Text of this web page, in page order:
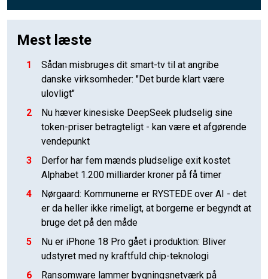
Mest læste
1
Sådan misbruges dit smart-tv til at angribe
danske virksomheder: "Det burde klart være
ulovligt"
2
Nu hæver kinesiske DeepSeek pludselig sine
token-priser betragteligt - kan være et afgørende
vendepunkt
3
Derfor har fem mænds pludselige exit kostet
Alphabet 1.200 milliarder kroner på få timer
4
Nørgaard: Kommunerne er RYSTEDE over AI - det
er da heller ikke rimeligt, at borgerne er begyndt at
bruge det på den måde
5
Nu er iPhone 18 Pro gået i produktion: Bliver
udstyret med ny kraftfuld chip-teknologi
6
Ransomware lammer bygningsnetværk på